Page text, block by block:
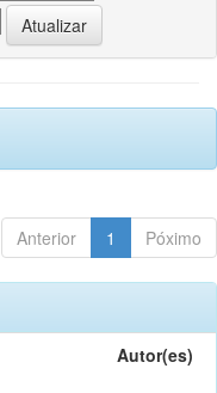
Anterior 1 Póximo
Autor(es)